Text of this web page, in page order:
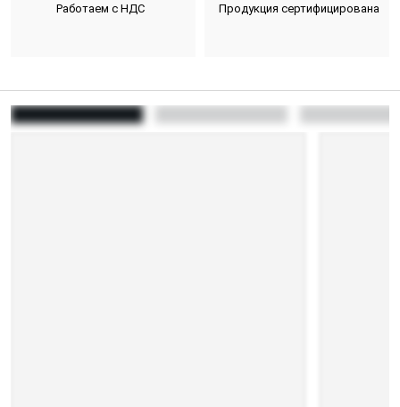
Работаем с НДС Продукция сертифицирована